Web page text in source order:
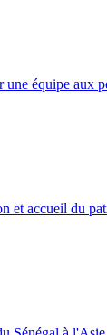
équipe aux
et accueil du